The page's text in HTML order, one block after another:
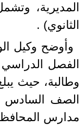
المديرية،
الثانوي) .
وأوضح وكيل
الفصل
وطالبة، حيث
مدارس